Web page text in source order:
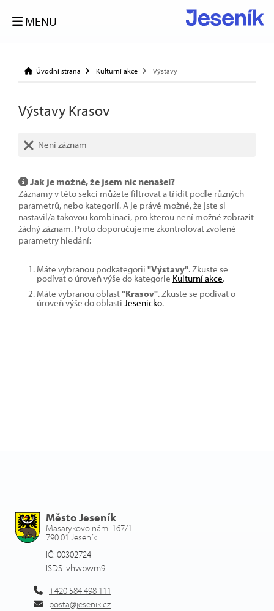
MENU
Úvodní strana Kulturní akce Výstavy
Výstavy Krasov
Není záznam
Jak je možné, že jsem nic nenašel?
Záznamy v této sekci můžete filtrovat a třídit podle různých
parametrů, nebo kategorií. A je právě možné, že jste si
nastavil/a takovou kombinaci, pro kterou není možné zobrazit
žádný záznam. Proto doporučujeme zkontrolovat zvolené
parametry hledání:
Máte vybranou podkategorii "Výstavy". Zkuste se
podívat o úroveň výše do kategorie Kulturní akce.
Máte vybranou oblast"Krasov". Zkuste se podívat o
úroveň výše do oblasti Jesenicko.
Město Jeseník
Masarykovo nám. 167/1
790 01 Jeseník
IČ: 00302724
ISDS: vhwbwm9
+420 584 498 111
posta@jesenik.cz